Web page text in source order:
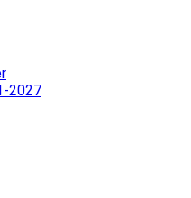
2027